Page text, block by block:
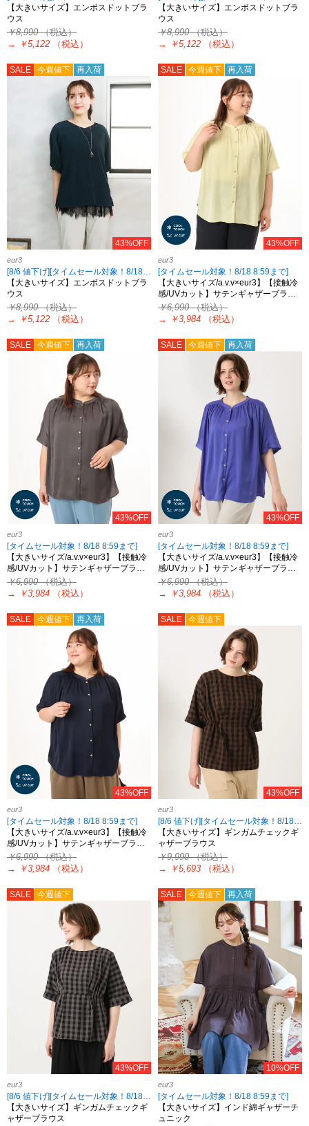
【大きいサイズ】エンボスドットブラ
ウス
￥8,990（税込）
→
￥5,122 （税込）
【大きいサイズ】エンボスドットブラ
ウス
￥8,990（税込）
→
￥5,122 （税込）
SALE 今週値下 再入荷
43%OFF
eur3
【大きいサイズ】エンボスドットブラ
ウス
￥8,990（税込）
→
￥5,122 （税込）
SALE 今週値下 再入荷
43%OFF
eur3
[タイムセール対象！8/18 8:59まで]
【大きいサイズ/a.v.v×eur3】【接触冷
感/UVカット】サテンギャザーブラ…
￥6,990（税込）
→
￥3,984 （税込）
SALE 今週値下 再入荷
43%OFF
eur3
[タイムセール対象！8/18 8:59まで]
【大きいサイズ/a.v.v×eur3】【接触冷
感/UVカット】サテンギャザーブラ…
￥6,990（税込）
→
￥3,984 （税込）
SALE 今週値下 再入荷
43%OFF
eur3
[タイムセール対象！8/18 8:59まで]
【大きいサイズ/a.v.v×eur3】【接触冷
感/UVカット】サテンギャザーブラ…
￥6,990（税込）
→
￥3,984 （税込）
SALE 今週値下 再入荷
43%OFF
eur3
[タイムセール対象！8/18 8:59まで]
【大きいサイズ/a.v.v×eur3】【接触冷
感/UVカット】サテンギャザーブラ…
￥6,990（税込）
→
￥3,984 （税込）
SALE 今週値下
43%OFF
eur3
[8/6 値下げ][タイムセール対象！8/18 8:59まで]
【大きいサイズ】ギンガムチェックギ
ャザーブラウス
￥9,990（税込）
→
￥5,693 （税込）
SALE 今週値下
43%OFF
eur3
[8/6 値下げ][タイムセール対象！8/18 8:59まで]
【大きいサイズ】ギンガムチェックギ
ャザーブラウス
SALE 今週値下 再入荷
10%OFF
eur3
[タイムセール対象！8/18 8:59まで]
【大きいサイズ】インド綿ギャザーチ
ュニック